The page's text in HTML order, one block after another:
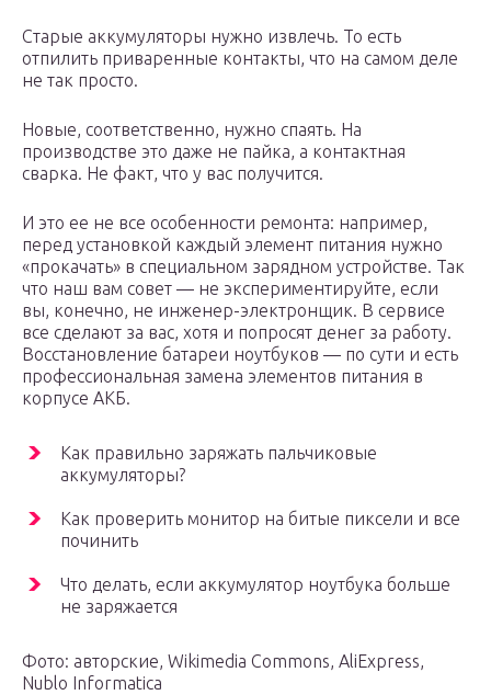
Старые аккумуляторы нужно извлечь. То есть
отпилить приваренные контакты, что на самом деле
не так просто.
Новые, соответственно, нужно спаять. На
производстве это даже не пайка, а контактная
сварка. Не факт, что у вас получится.
И это ее не все особенности ремонта: например,
перед установкой каждый элемент питания нужно
«прокачать» в специальном зарядном устройстве. Так
что наш вам совет — не экспериментируйте, если
вы, конечно, не инженер-электронщик. В сервисе
все сделают за вас, хотя и попросят денег за работу.
Восстановление батареи ноутбуков — по сути и есть
профессиональная замена элементов питания в
корпусе АКБ.
Как правильно заряжать пальчиковые
аккумуляторы?
Как проверить монитор на битые пиксели и все
починить
Что делать, если аккумулятор ноутбука больше
не заряжается
Фото: авторские, Wikimedia Commons, AliExpress,
Nublo Informatica